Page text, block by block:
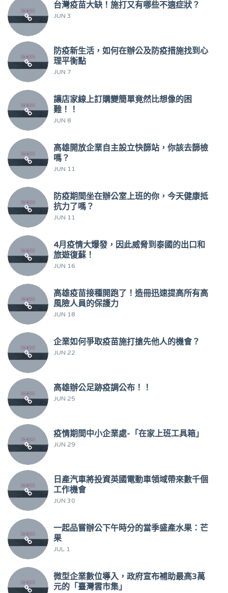
台灣疫苗大缺！施打又有哪些不適症狀？
JUN 3
防疫新生活，如何在辦公及防疫措施找到心
理平衡點
JUN 7
讓店家線上訂購變簡單竟然比想像的困
難！！
JUN 8
高雄開放企業自主設立快篩站，你該去篩檢
嗎？
JUN 11
防疫期間坐在辦公室上班的你，今天健康抵
抗力了嗎？
JUN 11
4月疫情大爆發，因此威脅到泰國的出口和
旅遊復蘇！
JUN 16
高雄疫苗接種開跑了！造冊迅速提高所有高
風險人員的保護力
JUN 18
企業如何爭取疫苗施打搶先他人的機會？
JUN 22
高雄辦公足跡疫調公布！！
JUN 25
疫情期間中小企業處-「在家上班工具箱」
JUN 29
日產汽車將投資英國電動車領域帶來數千個
工作機會
JUN 30
一起品嘗辦公下午時分的當季盛產水果：芒
果
JUL 1
微型企業數位導入，政府宣布補助最高3萬
元的「臺灣雲市集」